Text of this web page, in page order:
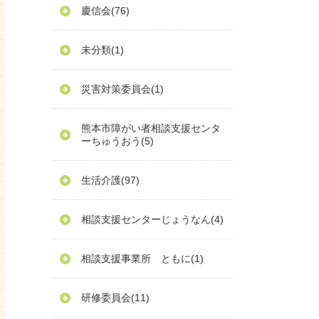
慶信会(76)
未分類(1)
災害対策委員会(1)
熊本市障がい者相談支援センタ
ーちゅうおう (5)
生活介護(97)
相談支援センターじょうなん(4)
相談支援事業所 ともに(1)
研修委員会(11)